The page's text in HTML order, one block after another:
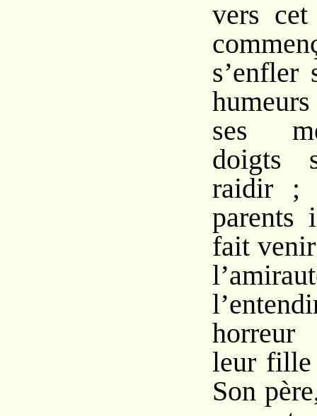
vers
s’enfler
ses
doigts
raidir ;
parents
fait
horreur
leur fille
Son